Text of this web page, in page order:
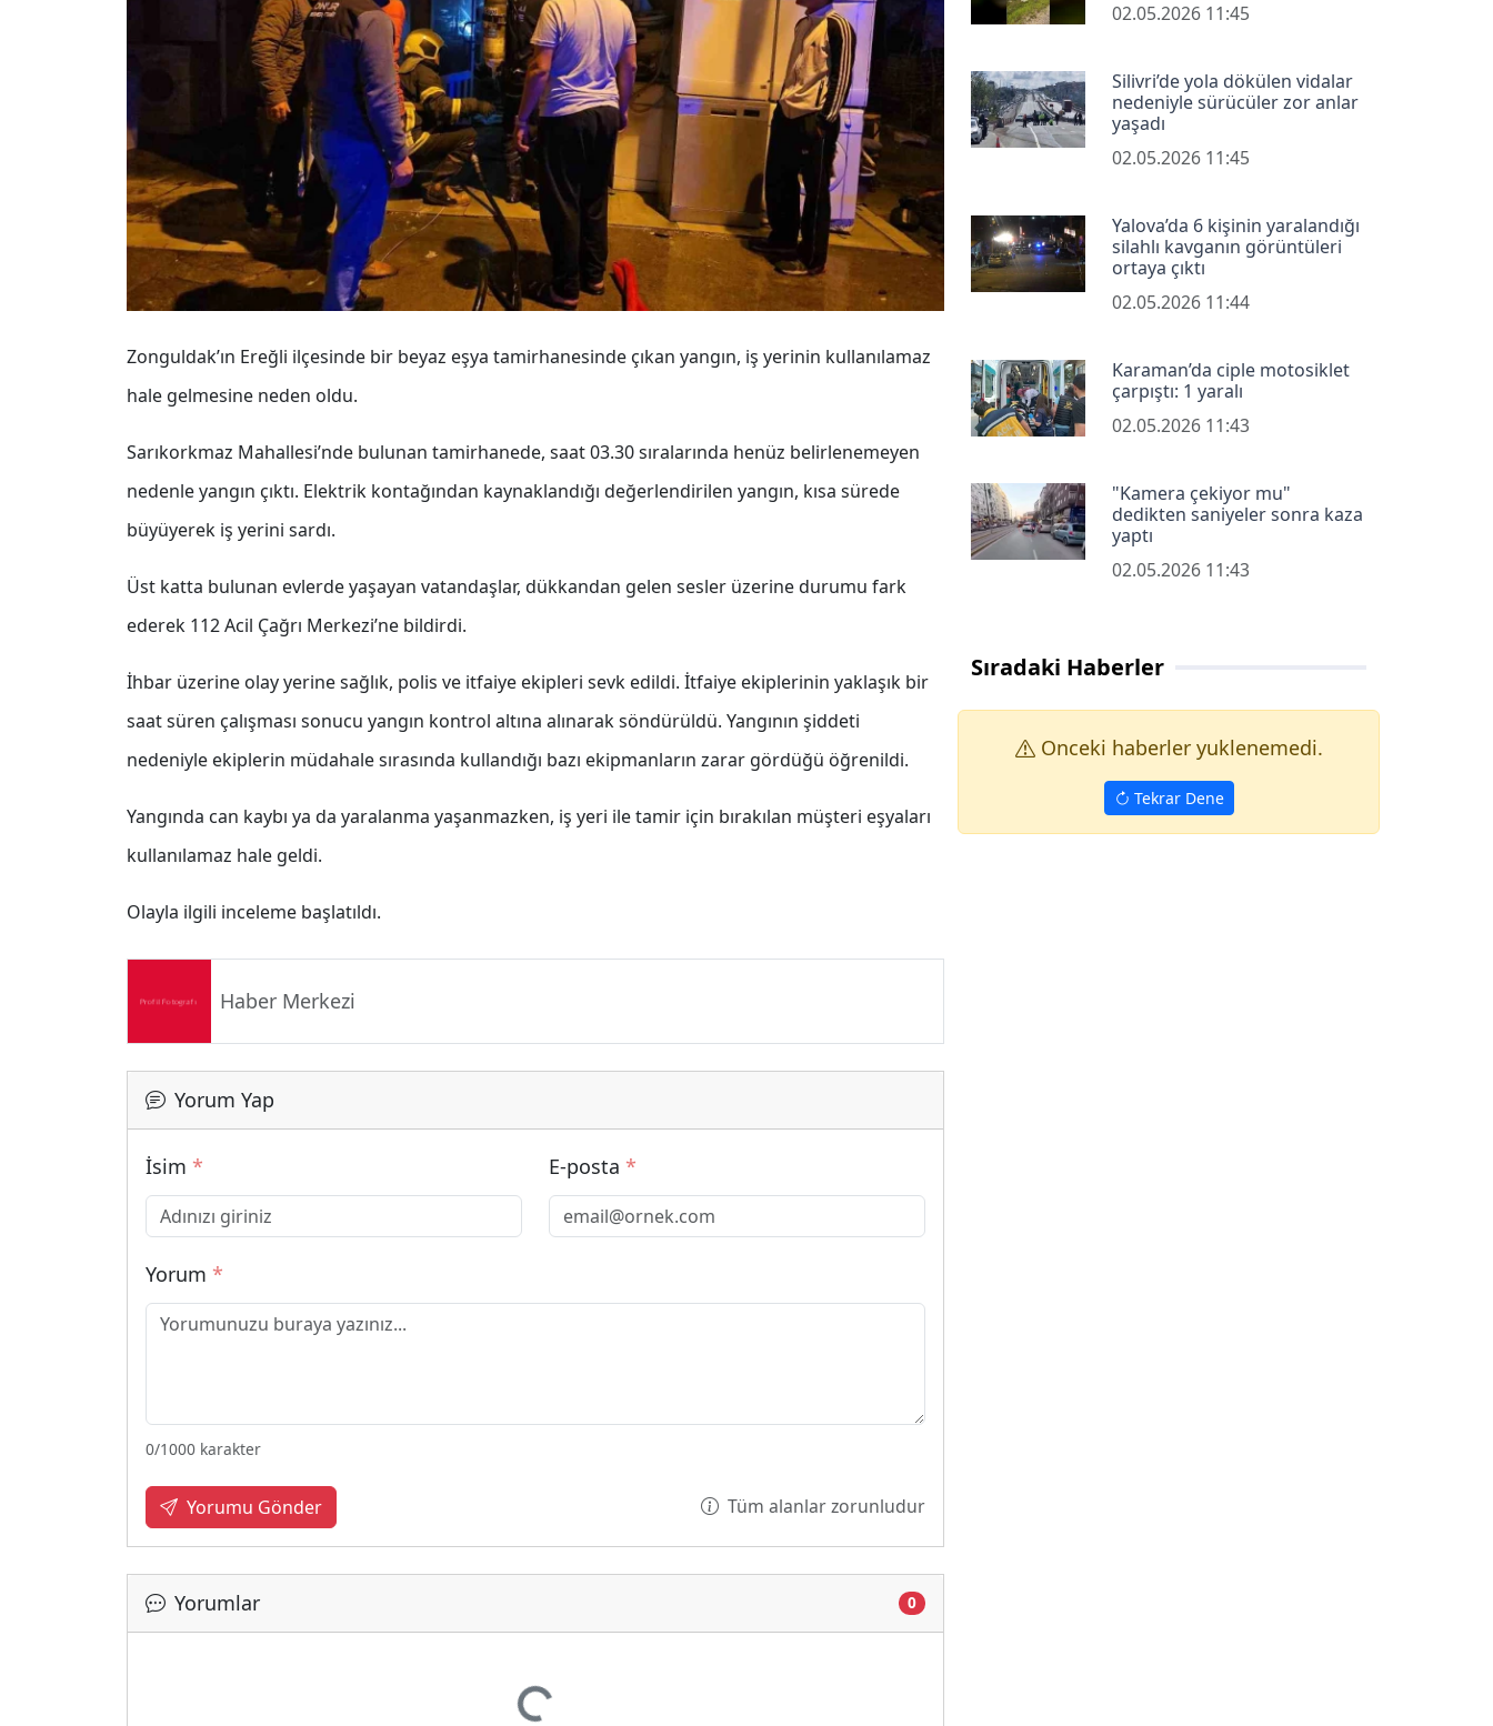
Zonguldak’ın Ereğli ilçesinde bir beyaz eşya tamirhanesinde çıkan yangın, iş yerinin kullanılamaz
hale gelmesine neden oldu.
Sarıkorkmaz Mahallesi’nde bulunan tamirhanede, saat 03.30 sıralarında henüz belirlenemeyen
nedenle yangın çıktı. Elektrik kontağından kaynaklandığı değerlendirilen yangın, kısa sürede
büyüyerek iş yerini sardı.
Üst katta bulunan evlerde yaşayan vatandaşlar, dükkandan gelen sesler üzerine durumu fark
ederek 112 Acil Çağrı Merkezi’ne bildirdi.
İhbar üzerine olay yerine sağlık, polis ve itfaiye ekipleri sevk edildi. İtfaiye ekiplerinin yaklaşık bir
saat süren çalışması sonucu yangın kontrol altına alınarak söndürüldü. Yangının şiddeti
nedeniyle ekiplerin müdahale sırasında kullandığı bazı ekipmanların zarar gördüğü öğrenildi.
Yangında can kaybı ya da yaralanma yaşanmazken, iş yeri ile tamir için bırakılan müşteri eşyaları
kullanılamaz hale geldi.
Olayla ilgili inceleme başlatıldı.
Haber Merkezi
Yorum Yap
İsim * E-posta *
Yorum *
0/1000 karakter
Yorumu Gönder Tüm alanlar zorunludur
Yorumlar 0
Yükleniyor...
02.05.2026 11:45
Silivri’de yola dökülen vidalar
nedeniyle sürücüler zor anlar
yaşadı
02.05.2026 11:45
Yalova’da 6 kişinin yaralandığı
silahlı kavganın görüntüleri
ortaya çıktı
02.05.2026 11:44
Karaman’da ciple motosiklet
çarpıştı: 1 yaralı
02.05.2026 11:43
"Kamera çekiyor mu"
dedikten saniyeler sonra kaza
yaptı
02.05.2026 11:43
Sıradaki Haberler
Onceki haberler yuklenemedi.
Tekrar Dene